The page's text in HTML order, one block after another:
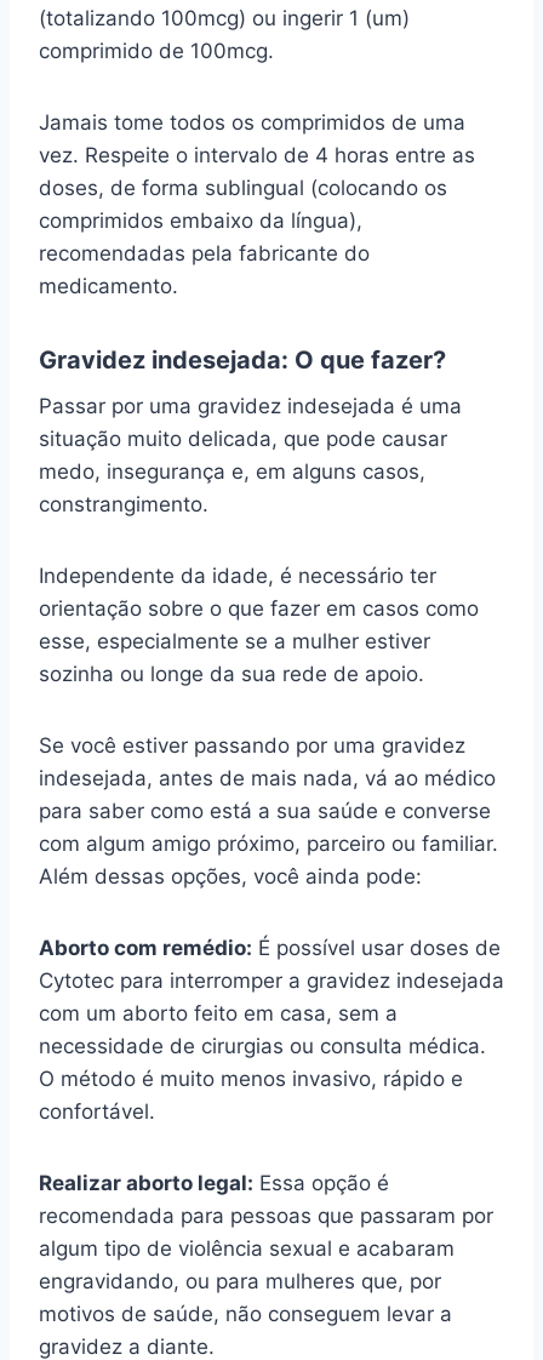
(totalizando 100mcg) ou ingerir 1 (um)
comprimido de 100mcg.
Jamais tome todos os comprimidos de uma
vez. Respeite o intervalo de 4 horas entre as
doses, de forma sublingual (colocando os
comprimidos embaixo da língua),
recomendadas pela fabricante do
medicamento.
Gravidez indesejada: O que fazer?
Passar por uma gravidez indesejada é uma
situação muito delicada, que pode causar
medo, insegurança e, em alguns casos,
constrangimento.
Independente da idade, é necessário ter
orientação sobre o que fazer em casos como
esse, especialmente se a mulher estiver
sozinha ou longe da sua rede de apoio.
Se você estiver passando por uma gravidez
indesejada, antes de mais nada, vá ao médico
para saber como está a sua saúde e converse
com algum amigo próximo, parceiro ou familiar.
Além dessas opções, você ainda pode:
Aborto com remédio: É possível usar doses de
Cytotec para interromper a gravidez indesejada
com um aborto feito em casa, sem a
necessidade de cirurgias ou consulta médica.
O método é muito menos invasivo, rápido e
confortável.
Realizar aborto legal: Essa opção é
recomendada para pessoas que passaram por
algum tipo de violência sexual e acabaram
engravidando, ou para mulheres que, por
motivos de saúde, não conseguem levar a
gravidez a diante.